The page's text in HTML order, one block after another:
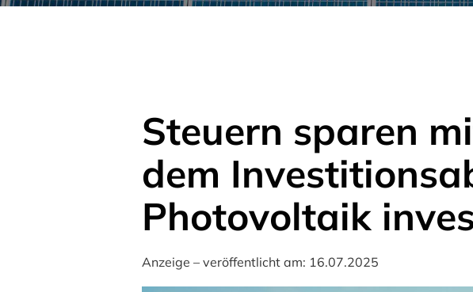
Steuern sparen
dem
Photovoltaik
Anzeige – veröffentlicht am: 16.07.2025